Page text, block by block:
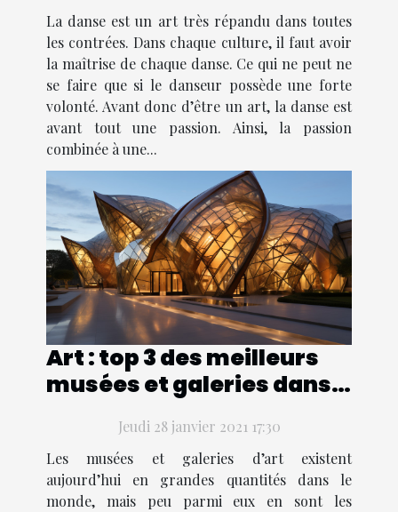
La danse est un art très répandu dans toutes
les contrées. Dans chaque culture, il faut avoir
la maîtrise de chaque danse. Ce qui ne peut ne
se faire que si le danseur possède une forte
volonté. Avant donc d’être un art, la danse est
avant tout une passion. Ainsi, la passion
combinée à une...
Art : top 3 des meilleurs
musées et galeries dans
Jeudi 28 janvier 2021 17:30
Les musées et galeries d’art existent
aujourd’hui en grandes quantités dans le
monde, mais peu parmi eux en sont les